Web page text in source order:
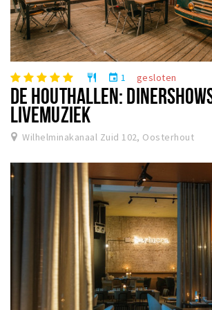
restaurant event 1 gesloten
DE HOUTHALLEN:
LIVEMUZIEK
Wilhelminakanaal Zuid 102, Oosterhout